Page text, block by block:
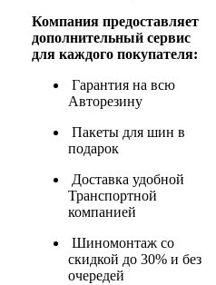
Компания предоставляет
дополнительный сервис
для каждого покупателя:
Гарантия на всю
Авторезину
Пакеты для шин в
подарок
Доставка удобной
Транспортной
компанией
Шиномонтаж со
скидкой до 30% и без
очередей